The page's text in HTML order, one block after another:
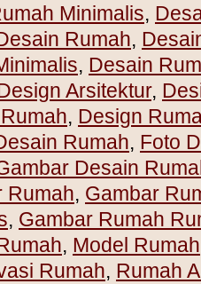
Minimalis,
Rumah,
, Desain
Arsitektur,
, Design
Rumah, Foto
Desain
Rumah, Gambar
, Gambar Rumah
, Model Rumah
Rumah, Rumah